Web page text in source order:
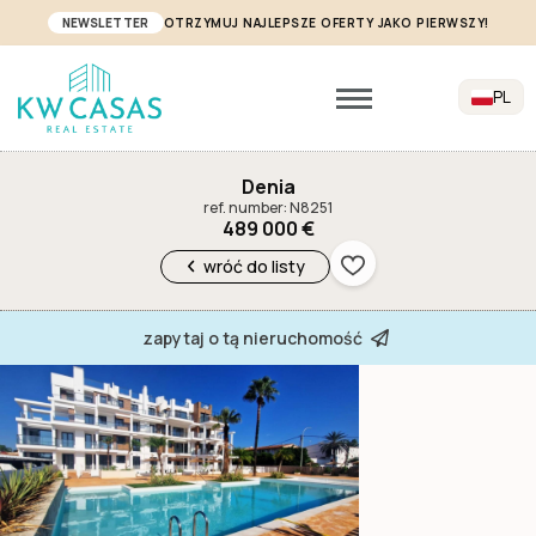
NEWSLETTER OTRZYMUJ NAJLEPSZE OFERTY JAKO PIERWSZY!
PL
Denia
ref. number: N8251
489 000 €
wróć do listy
zapytaj o tą nieruchomość